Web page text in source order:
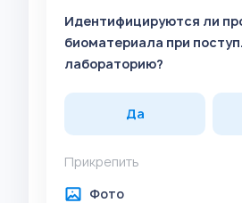
Идентифицируются ли
биоматериала при
лабораторию?
Да
Прикрепить
Фото